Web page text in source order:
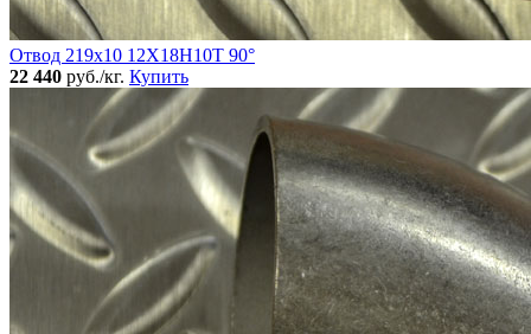
Отвод 219х10 12Х18Н10Т 90°
22 440 руб./кг. Купить